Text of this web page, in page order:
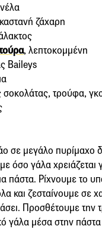
ζάχαρη
, λεπτοκομμένη
Baileys
σοκολάτας, τρούφα,
σε μεγάλο πυρίμαχο
όσο γάλα χρειάζεται
πάστα. Ρίχνουμε το
και ζεσταίνουμε σε
Προσθέτουμε την
γάλα μέσα στην